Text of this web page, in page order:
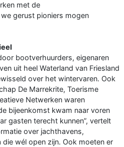
met de
gerust pioniers mogen
bootverhuurders, eigenaren
uit heel Waterland van Friesland
over het wintervaren. Ook
De Marrekrite, Toerisme
Netwerken waren
bijeenkomst kwam naar voren
gasten terecht kunnen”, vertelt
over jachthavens,
wél open zijn. Ook moeten er